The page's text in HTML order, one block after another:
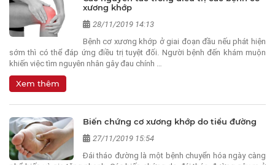
xương khớp
28/11/2019 14:13
Bệnh cơ xương khớp ở giai đoạn đầu nếu phát hiện
sớm thì có thể đáp ứng điều trị tuyệt đối. Người bệnh đến khám muộn
khiến việc tìm nguyên nhân gây đau chính …
Xem thêm
Biến chứng cơ xương khớp do tiểu đường
27/11/2019 15:54
Ðái tháo đường là một bệnh chuyển hóa ngày càng